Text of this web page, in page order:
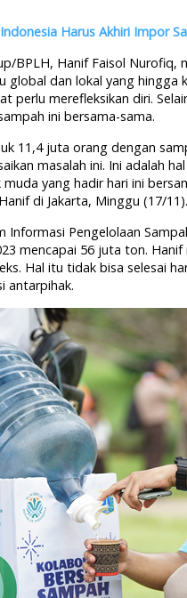
Harus Akhiri Impor
BPLH, Hanif Faisol Nurofiq,
global dan lokal yang hingga
perlu merefleksikan diri.
ini bersama-sama.
11,4 juta orang dengan
masalah ini. Ini adalah
yang hadir hari ini
di Jakarta, Minggu (17/11).
Informasi Pengelolaan
mencapai 56 juta ton.
Hal itu tidak bisa selesai
antarpihak.